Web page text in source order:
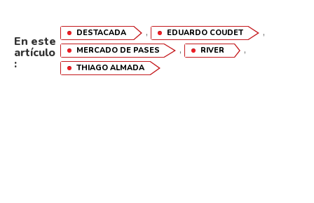
En este
artículo
:
DESTACADA , EDUARDO COUDET ,
MERCADO DE PASES , RIVER ,
THIAGO ALMADA
Email